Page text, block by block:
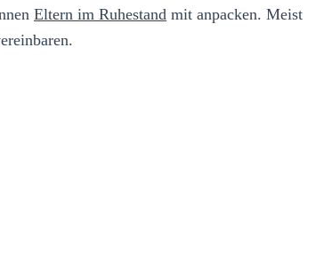
Eltern im Ruhestand mit anpacken. Meist